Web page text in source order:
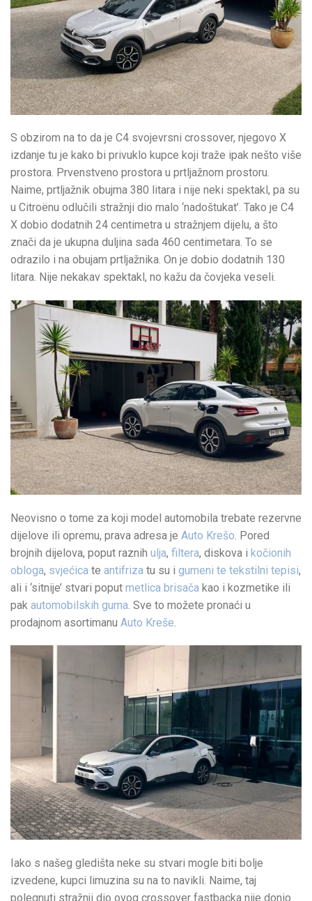
S obzirom na to da je C4 svojevrsni crossover, njegovo X
izdanje tu je kako bi privuklo kupce koji traže ipak nešto više
prostora. Prvenstveno prostora u prtljažnom prostoru.
Naime, prtljažnik obujma 380 litara i nije neki spektakl, pa su
u Citroënu odlučili stražnji dio malo ‘nadoštukat’. Tako je C4
X dobio dodatnih 24 centimetra u stražnjem dijelu, a što
znači da je ukupna duljina sada 460 centimetara. To se
odrazilo i na obujam prtljažnika. On je dobio dodatnih 130
litara. Nije nekakav spektakl, no kažu da čovjeka veseli.
Neovisno o tome za koji model automobila trebate rezervne
dijelove ili opremu, prava adresa je Auto Krešo . Pored
brojnih dijelova, poput raznih ulja, filtera, diskova i kočionih
obloga, svjećica te antifriza tu su i gumeni te tekstilni tepisi,
ali i ‘sitnije’ stvari poput metlica brisača kao i kozmetike ili
pak automobilskih guma . Sve to možete pronaći u
prodajnom asortimanu Auto Kreše
Iako s našeg gledišta neke su stvari mogle biti bolje
izvedene, kupci limuzina su na to navikli. Naime, taj
polegnuti stražnji dio ovog crossover fastbacka nije donio